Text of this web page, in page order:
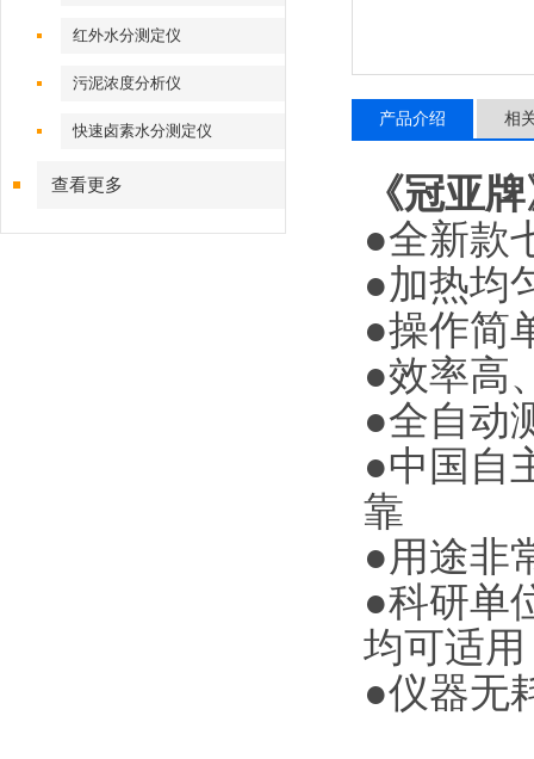
红外水分测定仪
污泥浓度分析仪
快速卤素水分测定仪
查看更多
产品介绍 相
《冠亚
●全新款
●加热均
●操作简
●效率高
●全自动
●中国自
靠
●用途非
●科研单
均可适用
●仪器无